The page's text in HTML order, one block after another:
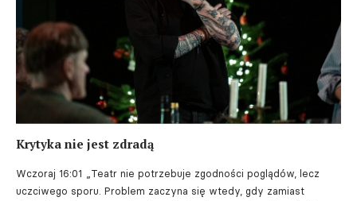
Krytyka nie jest zdradą
Wczoraj 16:01
„Teatr nie potrzebuje zgodności poglądów, lecz
uczciwego sporu. Problem zaczyna się wtedy, gdy zamiast